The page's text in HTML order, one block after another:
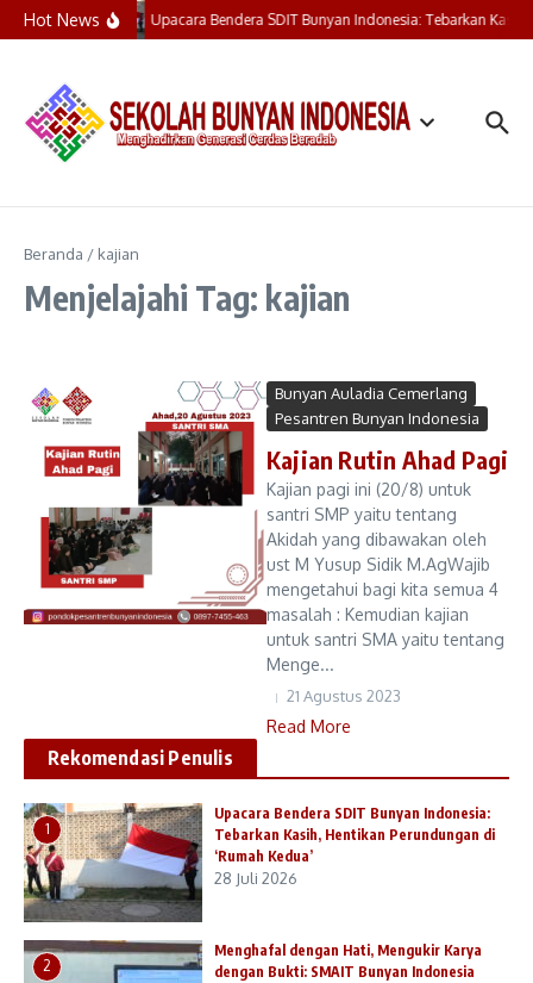
Lewati ke konten
Hot News Upacara Bendera SDIT Bunyan Indonesia: Tebarkan
Beranda / kajian
Menjelajahi Tag: kajian
Bunyan Auladia Cemerlang
Pesantren Bunyan Indonesia
Kajian Rutin Ahad Pagi
Kajian pagi ini (20/8) untuk
santri SMP yaitu tentang
Akidah yang dibawakan oleh
ust M Yusup Sidik M.AgWajib
mengetahui bagi kita semua 4
masalah : Kemudian kajian
untuk santri SMA yaitu tentang
Menge...
21 Agustus 2023
Read More
Rekomendasi Penulis
1
Upacara Bendera SDIT Bunyan Indonesia:
Tebarkan Kasih, Hentikan Perundungan di
‘Rumah Kedua’
28 Juli 2026
2
Menghafal dengan Hati, Mengukir Karya
dengan Bukti: SMAIT Bunyan Indonesia